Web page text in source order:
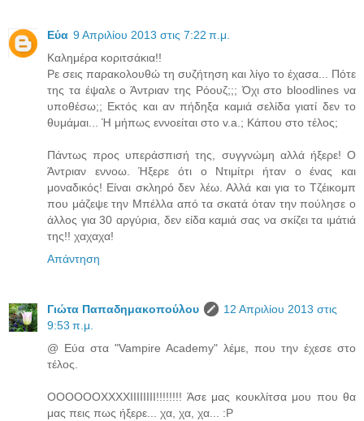
Εύα 9 Απριλίου 2013 στις 7:22 π.μ.
Καλημέρα κοριτσάκια!!
Ρε σεις παρακολουθώ τη συζήτηση και λίγο το έχασα... Πότε
της τα έψαλε ο Άντριαν της Ρόουζ;;; Όχι στο bloodlines να
υποθέσω;; Εκτός και αν πήδηξα καμιά σελίδα γιατί δεν το
θυμάμαι... Ή μήπως εννοείται στο v.a.; Κάπου στο τέλος;
Πάντως προς υπεράσπισή της, συγγνώμη αλλά ήξερε! Ο
Άντριαν εννοω. Ήξερε ότι ο Ντιμίτρι ήταν ο ένας και
μοναδικός! Είναι σκληρό δεν λέω. Αλλά και για το Τζέικομπ
που μάζεψε την Μπέλλα από τα σκατά όταν την πούλησε ο
άλλος για 30 αργύρια, δεν είδα καμιά σας να σκίζει τα ιμάτιά
της!! χαχαχα!
Απάντηση
Γιώτα Παπαδημακοπούλου
12 Απριλίου 2013 στις
9:53 π.μ.
@ Εύα στα "Vampire Academy" λέμε, που την έχεσε στο
τέλος.
ΟΟΟΟΟΟΧΧΧΧΙΙΙΙΙΙΙΙ!!!!!!!! Άσε μας κουκλίτσα μου που θα
μας πεις πως ήξερε... χα, χα, χα... :P